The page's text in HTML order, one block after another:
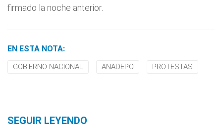
firmado la noche anterior.
EN ESTA NOTA:
GOBIERNO NACIONAL ANADEPO PROTESTAS
SEGUIR LEYENDO